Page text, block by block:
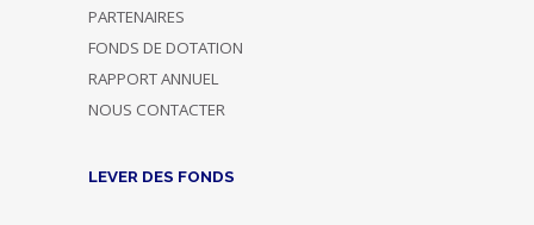
PARTENAIRES
FONDS DE DOTATION
RAPPORT ANNUEL
NOUS CONTACTER
LEVER DES FONDS